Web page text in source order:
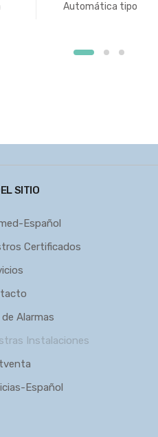
Automática tipo
SITIO
Español
Certificados
de Alarmas
Instalaciones
Español